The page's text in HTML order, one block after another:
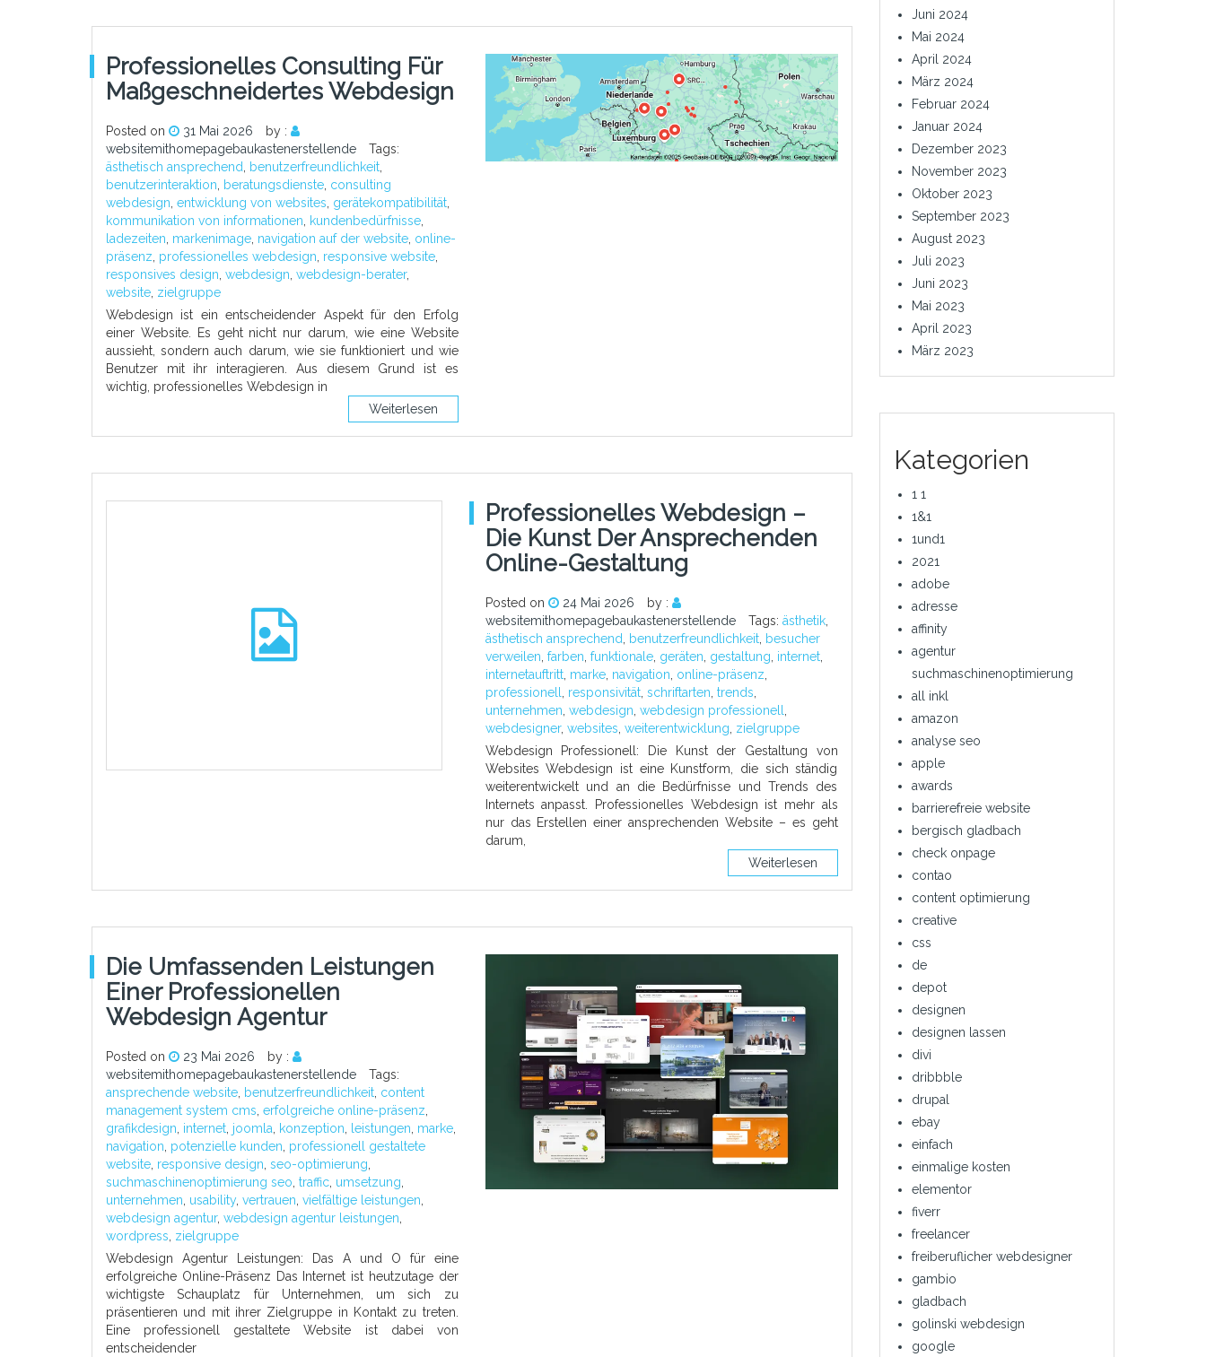
Professionelles Consulting Für
Maßgeschneidertes Webdesign
Posted on 31 Mai 2026
by :
websitemithomepagebaukastenerstellende
Tags:
ästhetisch ansprechend
benutzerfreundlichkeit
benutzerinteraktion
beratungsdienste consulting
webdesign entwicklung von websites gerätekompatibilität
kommunikation von informationen
kundenbedürfnisse
ladezeiten markenimage navigation auf der website online-
präsenz professionelles webdesign responsive website
responsives design webdesign webdesign-berater,
website zielgruppe
Webdesign ist ein entscheidender Aspekt für den Erfolg
einer Website. Es geht nicht nur darum, wie eine Website
aussieht, sondern auch darum, wie sie funktioniert und wie
Benutzer mit ihr interagieren. Aus diesem Grund ist es
wichtig, professionelles Webdesign in
Weiterlesen
Professionelles Webdesign –
Die Kunst Der Ansprechenden
Online-Gestaltung
Posted on 24 Mai 2026
by :
websitemithomepagebaukastenerstellende
Tags: ästhetik,
ästhetisch ansprechend
benutzerfreundlichkeit, besucher
verweilen farben funktionale, geräten gestaltung internet,
internetauftritt, marke, navigation online-präsenz
professionell
responsivität, schriftarten trends
unternehmen webdesign webdesign professionell
webdesigner, websites weiterentwicklung zielgruppe
Webdesign Professionell: Die Kunst der Gestaltung von
Websites Webdesign ist eine Kunstform, die sich ständig
weiterentwickelt und an die Bedürfnisse und Trends des
Internets anpasst. Professionelles Webdesign ist mehr als
nur das Erstellen einer ansprechenden Website – es geht
darum,
Weiterlesen
Die Umfassenden Leistungen
Einer Professionellen
Webdesign Agentur
Posted on 23 Mai 2026
by :
websitemithomepagebaukastenerstellende
Tags:
ansprechende website benutzerfreundlichkeit content
management system cms erfolgreiche online-präsenz
grafikdesign internet joomla konzeption leistungen marke
navigation potenzielle kunden professionell gestaltete
website responsive design seo-optimierung
suchmaschinenoptimierung seo traffic umsetzung
unternehmen usability, vertrauen vielfältige leistungen
webdesign agentur, webdesign agentur leistungen
wordpress zielgruppe
Webdesign Agentur Leistungen: Das A und O für eine
erfolgreiche Online-Präsenz Das Internet ist heutzutage der
wichtigste Schauplatz für Unternehmen, um sich zu
präsentieren und mit ihrer Zielgruppe in Kontakt zu treten.
Eine professionell gestaltete Website ist dabei von
entscheidender
Juni 2024
Mai 2024
April 2024
März 2024
Februar 2024
Januar 2024
Dezember 2023
November 2023
Oktober 2023
September 2023
August 2023
Juli 2023
Juni 2023
Mai 2023
April 2023
März 2023
Kategorien
1 1
1&1
1und1
2021
adobe
adresse
affinity
agentur
suchmaschinenoptimierung
all inkl
amazon
analyse seo
apple
awards
barrierefreie website
bergisch gladbach
check onpage
contao
content optimierung
creative
css
de
depot
designen
designen lassen
divi
dribbble
drupal
ebay
einfach
einmalige kosten
elementor
fiverr
freelancer
freiberuflicher webdesigner
gambio
gladbach
golinski webdesign
google